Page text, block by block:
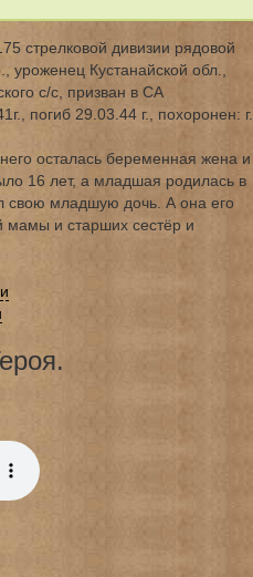
стрелковой дивизии рядовой
уроженец Кустанайской обл.,
с/с, призван в СА
погиб 29.03.44 г., похоронен: г.
осталась беременная жена и
16 лет, а младшая родилась в
свою младшую дочь. А она его
мамы и старших сестёр и